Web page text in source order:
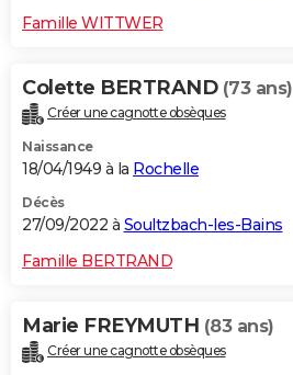
Famille WITTWER
Colette BERTRAND (73 ans)
Créer une cagnotte obsèques
Naissance
18/04/1949 à la Rochelle
Décès
27/09/2022 à Soultzbach-les-Bains
Famille BERTRAND
Marie FREYMUTH (83 ans)
Créer une cagnotte obsèques